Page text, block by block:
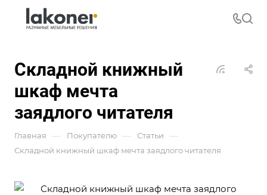
Складной книжный
шкаф мечта
заядлого читателя
Главная — Покупателю — Статьи —
Складной книжный шкаф мечта заядлого читателя